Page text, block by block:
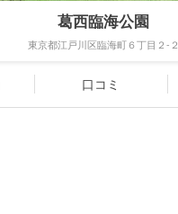
葛西臨海公園
東京都江戸川区臨海町６丁目２-２
口コミ